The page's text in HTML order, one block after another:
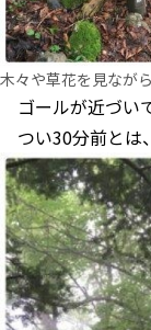
木々や草花を見なが
ゴールが近づい
つい30分前とは